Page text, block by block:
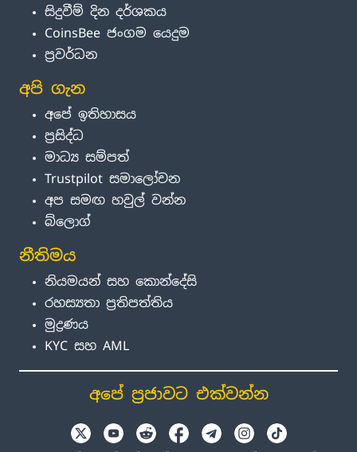
සිදුවීම් දින දර්ශකය
CoinsBee ජංගම යෙදුම
ප්‍රවර්ධන
අපි ගැන
අපේ ඉතිහාසය
ප්‍රසිද්ධ
මාධ්‍ය සම්පත්
Trustpilot සමාලෝචන
අප සමඟ හවුල් වන්න
බ්ලොග්
නීතිමය
නියමයන් සහ කොන්දේසි
රහස්‍යතා ප්‍රතිපත්තිය
මුද්‍රණය
KYC සහ AML
අපේ ප්‍රජාවට එක්වන්න